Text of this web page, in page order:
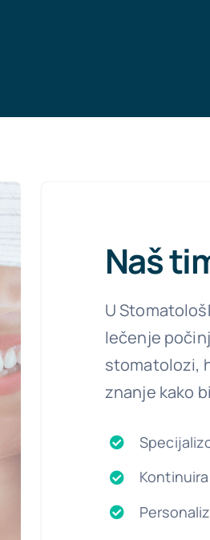
Naš
U
lečenje
stomatolozi,
znanje kako